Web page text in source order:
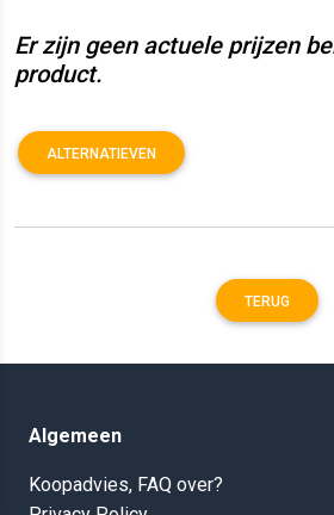
Er zijn geen actuele prijzen
product.
ALTERNATIEVEN
TERUG
Algemeen
Koopadvies, FAQ over?